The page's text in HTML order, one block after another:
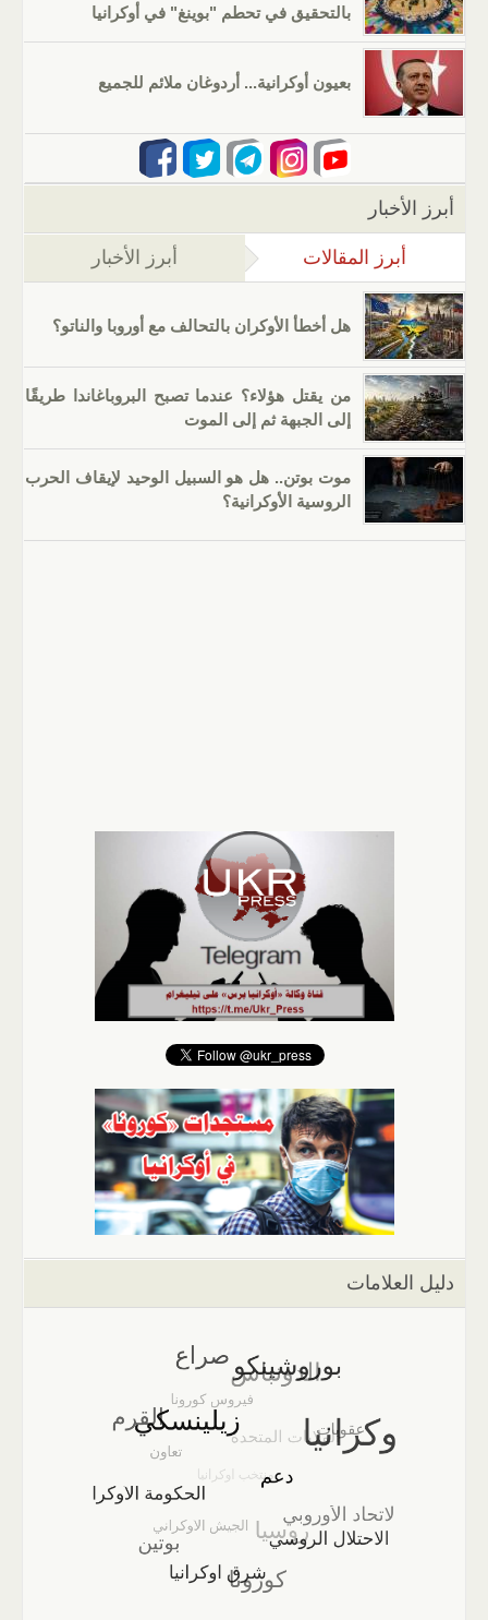
بالتحقيق في تحطم "بوينغ" في أوكرانيا
بعيون أوكرانية... أردوغان ملائم للجميع
أبرز الأخبار
أبرز المقالات (علامة التبويب النشطة)
أبرز الأخبار
هل أخطأ الأوكران بالتحالف مع أوروبا والناتو؟
من يقتل هؤلاء؟ عندما تصبح البروباغاندا طريقًا
إلى الجبهة ثم إلى الموت
موت بوتن.. هل هو السبيل الوحيد لإيقاف الحرب
الروسية الأوكرانية؟
دليل العلامات